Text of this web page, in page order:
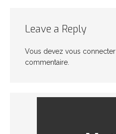
Leave a Reply
Vous devez vous connecter
commentaire.